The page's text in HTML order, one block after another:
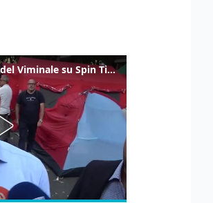
Gualtieri: "Responsabilità del Viminale su Spin Time? La posizione dei partiti è nota"